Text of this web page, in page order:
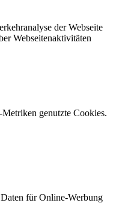
der Webseite
Webseitenaktivitäten
genutzte Cookies.
für Online-Werbung